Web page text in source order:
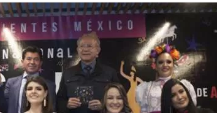
DE
DEL PLAN